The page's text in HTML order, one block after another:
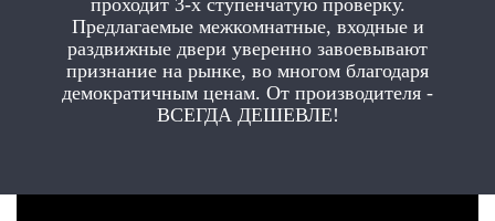
Предлагаемые межкомнатные, входные и
раздвижные двери уверенно завоевывают
признание на рынке, во многом благодаря
демократичным ценам. От производителя -
ВСЕГДА ДЕШЕВЛЕ!